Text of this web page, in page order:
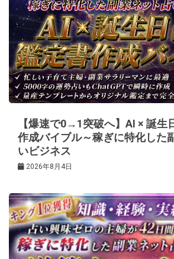
ー
シ
ョ
ン【爆速で0→1突破へ】AI × 誕生
作成バイブル～稼ぎに特化した
いビジネス
2026年8月4日